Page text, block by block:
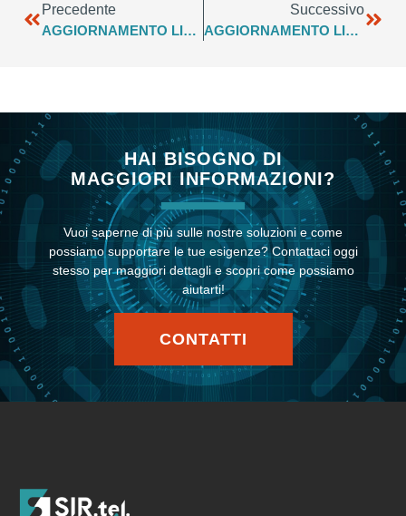
Precedente
AGGIORNAMENTO LISTINO PLANET Q1 GENNAIO 2026
Successivo
AGGIORNAMENTO LISTINO WI-TEK Q1 – 2026
HAI BISOGNO DI
MAGGIORI INFORMAZIONI?
Vuoi saperne di più sulle nostre soluzioni e come
possiamo supportare le tue esigenze? Contattaci oggi
stesso per maggiori dettagli e scopri come possiamo
aiutarti!
CONTATTI